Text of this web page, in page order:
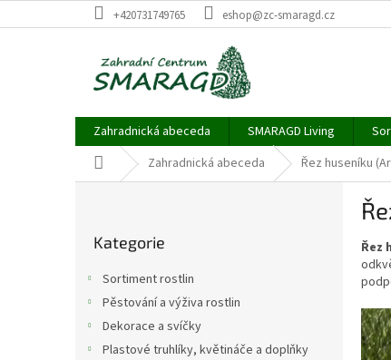
na
+420731749765 eshop@zc-smaragd.cz
Zahradnická abeceda SMARAGD Living
Domů Zahradnická abeceda Řez huseníku
kategorie
Kategorie
Sortiment rostlin
Pěstování a výživa rostlin
Dekorace a svíčky
Plastové truhlíky, květináče a doplňky
Řez